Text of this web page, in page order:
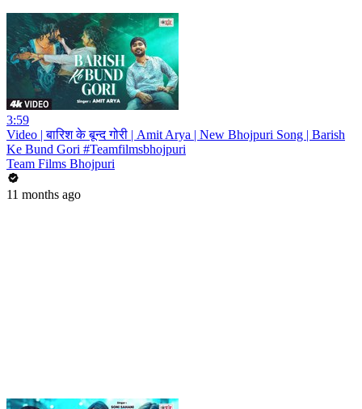
3:59
Video | बारिश के बून्द गोरी | Amit Arya | New Bhojpuri Song | Barish
Ke Bund Gori #Teamfilmsbhojpuri
Team Films Bhojpuri
11 months ago